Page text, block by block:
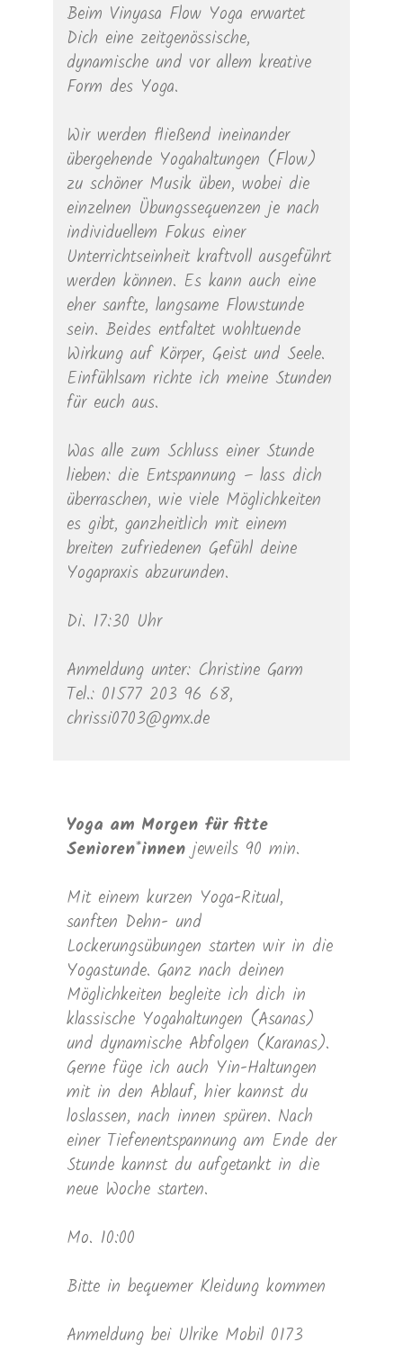
Beim Vinyasa Flow Yoga erwartet
Dich eine zeitgenössische,
dynamische und vor allem kreative
Form des Yoga.
Wir werden fließend ineinander
übergehende Yogahaltungen (Flow)
zu schöner Musik üben, wobei die
einzelnen Übungssequenzen je nach
individuellem Fokus einer
Unterrichtseinheit kraftvoll ausgeführt
werden können. Es kann auch eine
eher sanfte, langsame Flowstunde
sein. Beides entfaltet wohltuende
Wirkung auf Körper, Geist und Seele.
Einfühlsam richte ich meine Stunden
für euch aus.
Was alle zum Schluss einer Stunde
lieben: die Entspannung – lass dich
überraschen, wie viele Möglichkeiten
es gibt, ganzheitlich mit einem
breiten zufriedenen Gefühl deine
Yogapraxis abzurunden.
Di. 17:30 Uhr
Anmeldung unter: Christine Garm
Tel.: 01577 203 96 68,
chrissi0703@gmx.de
Yoga am Morgen für fitte
Senioren*innenjeweils 90 min.
Mit einem kurzen Yoga-Ritual,
sanften Dehn- und
Lockerungsübungen starten wir in die
Yogastunde. Ganz nach deinen
Möglichkeiten begleite ich dich in
klassische Yogahaltungen (Asanas)
und dynamische Abfolgen (Karanas).
Gerne füge ich auch Yin-Haltungen
mit in den Ablauf, hier kannst du
loslassen, nach innen spüren. Nach
einer Tiefenentspannung am Ende der
Stunde kannst du aufgetankt in die
neue Woche starten.
Mo. 10:00
Bitte in bequemer Kleidung kommen
Anmeldung bei Ulrike Mobil 0173